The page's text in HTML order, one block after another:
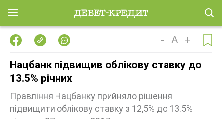
- A +
Нацбанк підвищив облікову ставку до
13.5% річних
Правління Нацбанку прийняло рішення
підвищити облікову ставку з 12,5% до 13.5%